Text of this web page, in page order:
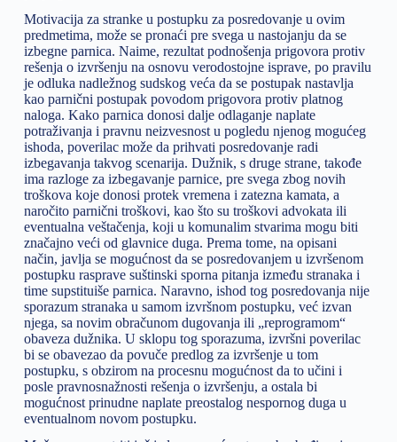
Motivacija za stranke u postupku za posredovanje u ovim
predmetima, može se pronaći pre svega u nastojanju da se
izbegne parnica. Naime, rezultat podnošenja prigovora protiv
rešenja o izvršenju na osnovu verodostojne isprave, po pravilu
je odluka nadležnog sudskog veća da se postupak nastavlja
kao parnični postupak povodom prigovora protiv platnog
naloga. Kako parnica donosi dalje odlaganje naplate
potraživanja i pravnu neizvesnost u pogledu njenog mogućeg
ishoda, poverilac može da prihvati posredovanje radi
izbegavanja takvog scenarija. Dužnik, s druge strane, takođe
ima razloge za izbegavanje parnice, pre svega zbog novih
troškova koje donosi protek vremena i zatezna kamata, a
naročito parnični troškovi, kao što su troškovi advokata ili
eventualna veštačenja, koji u komunalim stvarima mogu biti
značajno veći od glavnice duga. Prema tome, na opisani
način, javlja se mogućnost da se posredovanjem u izvršenom
postupku rasprave suštinski sporna pitanja između stranaka i
time supstituiše parnica. Naravno, ishod tog posredovanja nije
sporazum stranaka u samom izvršnom postupku, već izvan
njega, sa novim obračunom dugovanja ili „reprogramom“
obaveza dužnika. U sklopu tog sporazuma, izvršni poverilac
bi se obavezao da povuče predlog za izvršenje u tom
postupku, s obzirom na procesnu mogućnost da to učini i
posle pravnosnažnosti rešenja o izvršenju, a ostala bi
mogućnost prinudne naplate preostalog nespornog duga u
eventualnom novom postupku.